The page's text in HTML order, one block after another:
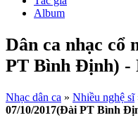
Album
Dân ca nhạc cổ
PT Bình Định) -
Nhạc dân ca » Nhiều nghệ sĩ
07/10/2017(Đài PT Bình